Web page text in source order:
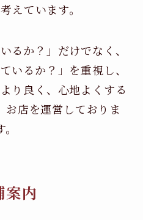
えています。
るか？」だけでなく、
いるか？」を重視し、
り良く、心地よくする
お店を運営しておりま
案内